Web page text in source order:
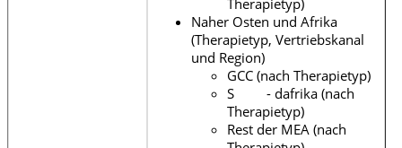
Naher Osten und Afrika
(Therapietyp, Vertriebskanal
und Region)
GCC (nach Therapietyp)
S - dafrika (nach
Therapietyp)
Rest der MEA (nach